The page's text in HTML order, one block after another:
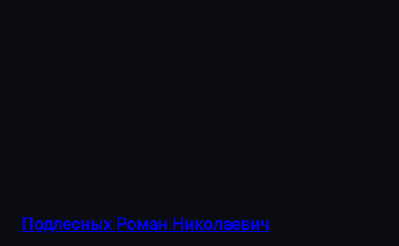
Подлесных Роман Николаевич